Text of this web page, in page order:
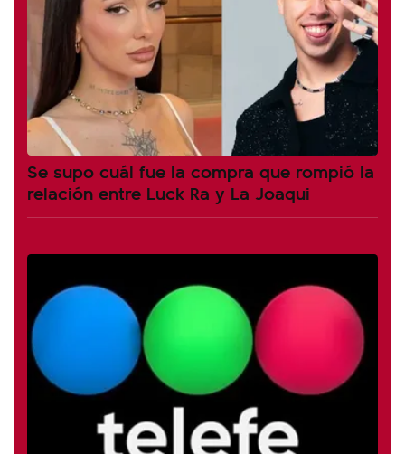
Se supo cuál fue la compra que rompió la
relación entre Luck Ra y La Joaqui